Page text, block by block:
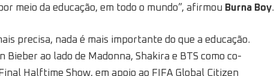
meio da educação, em todo o mundo”, afirmou Burna Boy.
precisa, nada é mais importante do que a educação.
ao lado de Madonna, Shakira e BTS como co-
Halftime Show, em apoio ao FIFA Global Citizen